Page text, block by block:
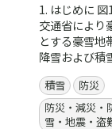
1. はじめに
交通省により
とする豪雪地
降雪および積
積雪
防災
防災・減災・
雪・地震・盗